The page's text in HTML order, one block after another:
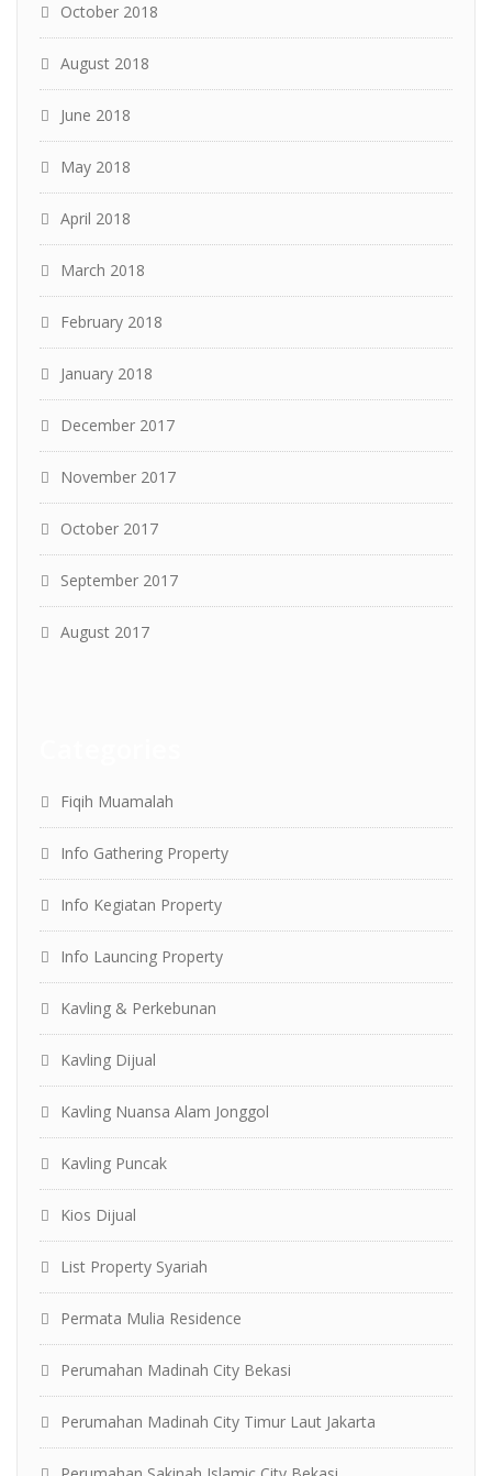
October 2018
August 2018
June 2018
May 2018
April 2018
March 2018
February 2018
January 2018
December 2017
November 2017
October 2017
September 2017
August 2017
Fiqih Muamalah
Info Gathering Property
Info Kegiatan Property
Info Launcing Property
Kavling & Perkebunan
Kavling Dijual
Kavling Nuansa Alam Jonggol
Kavling Puncak
Kios Dijual
List Property Syariah
Permata Mulia Residence
Perumahan Madinah City Bekasi
Perumahan Madinah City Timur Laut Jakarta